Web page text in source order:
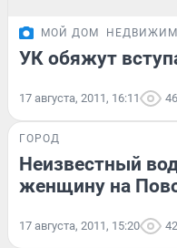
МОЙ ДОМ
УК обяжут
17 августа, 2011, 16:11
ГОРОД
Неизвестный
женщину на
17 августа, 2011, 15:20